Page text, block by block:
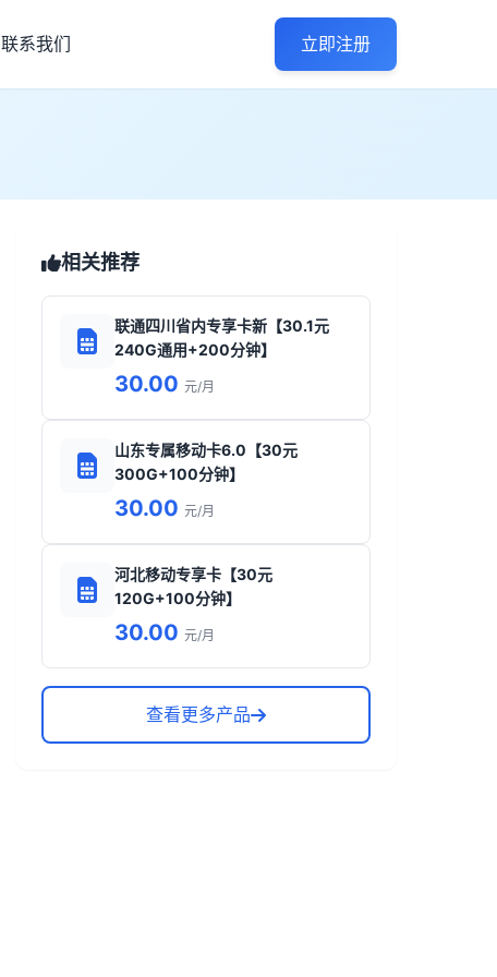
联系我们 立即注册
相关推荐
联通四川省内专享卡新【30.1元
240G通用+200分钟】
30.00 元/月
山东专属移动卡6.0【30元
300G+100分钟】
30.00 元/月
河北移动专享卡【30元
120G+100分钟】
30.00 元/月
查看更多产品